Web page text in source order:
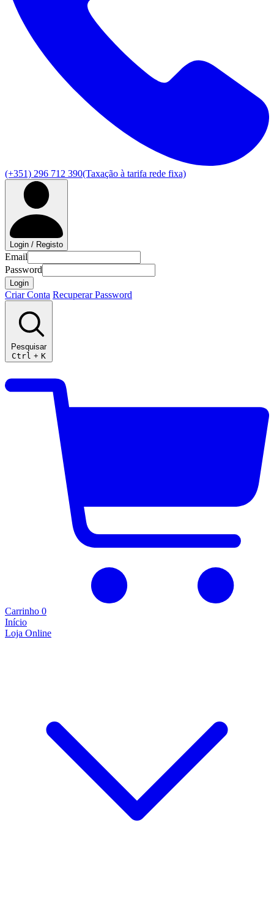
(+351) 296 712 390(Taxação à tarifa rede fixa)
Login / Registo
Email
Password
Login
Criar Conta Recuperar Password
Pesquisar
Ctrl + K
Carrinho 0
Início
Loja Online